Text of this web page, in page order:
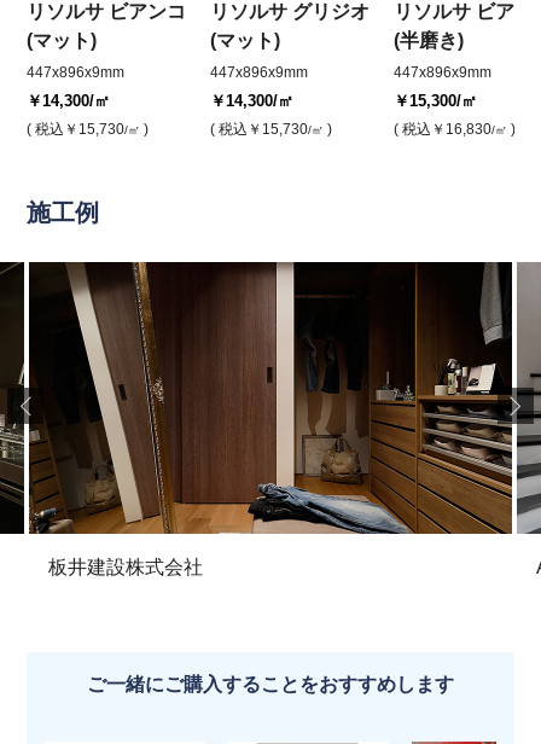
リソルサ ビアンコ
(マット)
447x896x9mm
￥14,300/㎡
( 税込 ￥15,730/㎡ )
リソルサ グリジオ
(マット)
447x896x9mm
￥14,300/㎡
( 税込 ￥15,730/㎡ )
リソルサ ビアン
(半磨き)
447x896x9mm
￥15,300/㎡
( 税込 ￥16,830/㎡ )
施工例
板井建設株式会社
ご一緒にご購入することをおすすめします